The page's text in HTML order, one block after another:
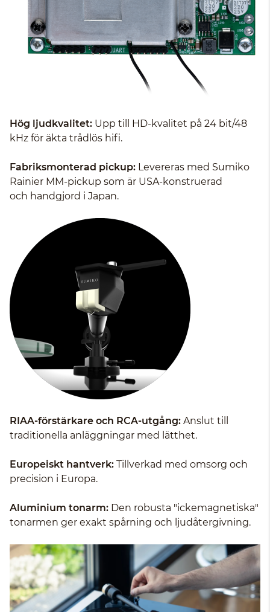
Hög ljudkvalitet: Upp till HD-kvalitet på 24 bit/48
kHz för äkta trådlös hifi.
Fabriksmonterad pickup: Levereras med Sumiko
Rainier MM-pickup som är USA-konstruerad
och handgjord i Japan.
RIAA-förstärkare och RCA-utgång: Anslut till
traditionella anläggningar med lätthet.
Europeiskt hantverk: Tillverkad med omsorg och
precision i Europa.
Aluminium tonarm: Den robusta "ickemagnetiska"
tonarmen ger exakt spårning och ljudåtergivning.